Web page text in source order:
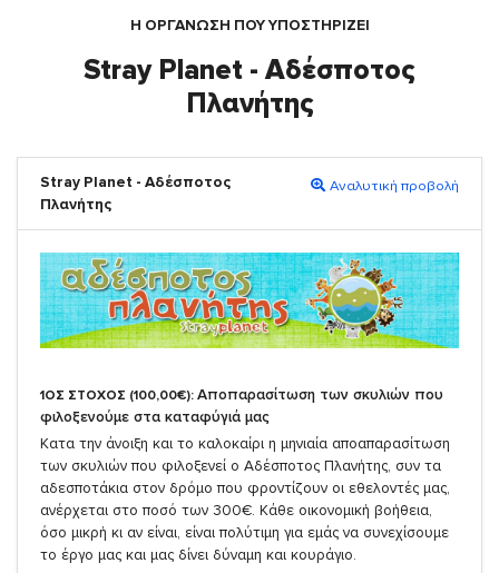
Η ΟΡΓΆΝΩΣΗ ΠΟΥ ΥΠΟΣΤΗΡΙΖΕΙ
Stray Planet - Αδέσποτος
Πλανήτης
Stray Planet - Αδέσποτος
Πλανήτης
Αναλυτική προβολή
1ΟΣ ΣΤΟΧΟΣ (100,00€): Αποπαρασίτωση των σκυλιών που
φιλοξενούμε στα καταφύγιά μας
Κατα την άνοιξη και το καλοκαίρι η μηνιαία αποαπαρασίτωση
των σκυλιών που φιλοξενεί ο Αδέσποτος Πλανήτης, συν τα
αδεσποτάκια στον δρόμο που φροντίζουν οι εθελοντές μας,
ανέρχεται στο ποσό των 300€. Κάθε οικονομική βοήθεια,
όσο μικρή κι αν είναι, είναι πολύτιμη για εμάς να συνεχίσουμε
το έργο μας και μας δίνει δύναμη και κουράγιο.